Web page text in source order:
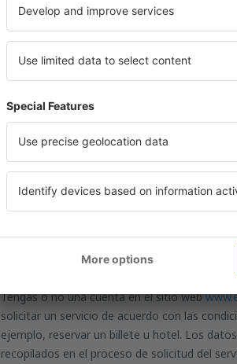
ejemplo, reservar un billete u hotel. Los datos
recopilados en el proceso de solicitud del
(incluyendo, por ejemplo, su transmisión a
otros proveedores de servicios) para finalizar
El contrato se puede celebrar también a
atención telefónica del responsable del
La celebración del contrato se realiza de
Cada usuario tiene derecho a celebrar el
verificación inicial.
Tengas o no una cuenta en el sitio web
solicitar un servicio de acuerdo con las
ejemplo, reservar un billete u hotel. Los
recopilados en el proceso de solicitud del